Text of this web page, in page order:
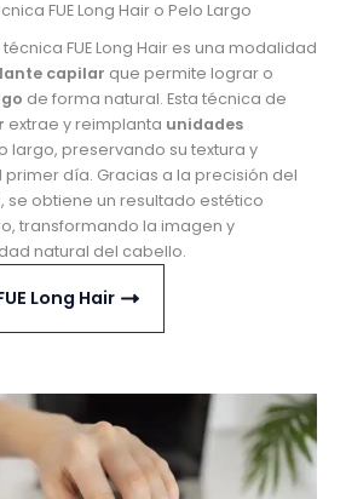
FUE Long Hair o Pelo Largo
FUE Long Hair es una modalidad
capilar que permite lograr o
de forma natural. Esta técnica de
extrae y reimplanta unidades
largo, preservando su textura y
día. Gracias a la precisión del
, se obtiene un resultado estético
transformando la imagen y
natural del cabello.
Long Hair